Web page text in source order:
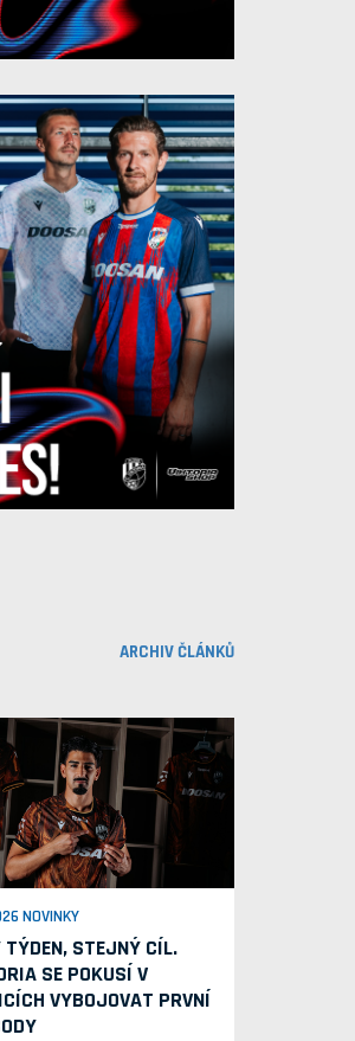
ARCHIV ČLÁNKŮ
NOVINKY
TÝDEN, STEJNÝ CÍL.
SE POKUSÍ V
VYBOJOVAT PRVNÍ